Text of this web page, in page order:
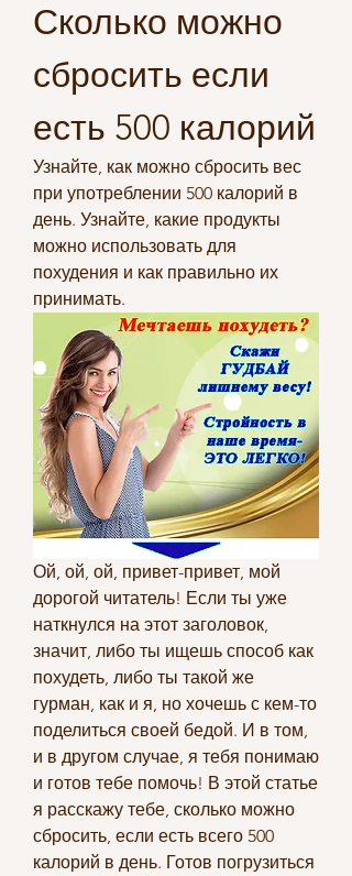
Сколько можно
сбросить если
есть 500 калорий
Узнайте, как можно сбросить вес
при употреблении 500 калорий в
день. Узнайте, какие продукты
можно использовать для
похудения и как правильно их
принимать.
Ой, ой, ой, привет-привет, мой
дорогой читатель! Если ты уже
наткнулся на этот заголовок,
значит, либо ты ищешь способ как
похудеть, либо ты такой же
гурман, как и я, но хочешь с кем-то
поделиться своей бедой. И в том,
и в другом случае, я тебя понимаю
и готов тебе помочь! В этой статье
я расскажу тебе, сколько можно
сбросить, если есть всего 500
калорий в день. Готов погрузиться